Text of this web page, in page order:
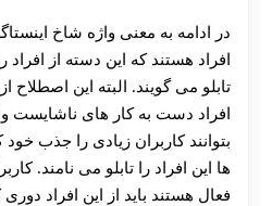
در ادامه به معنی واژه شاخ
افراد هستند که این دسته از افراد
تابلو می گویند. البته این اصطلاح
افراد دست به کار های ناشایست و
بتوانند کاربران زیادی را جذب
ها این افراد را تابلو می نامند.
فعال هستند باید از این افراد